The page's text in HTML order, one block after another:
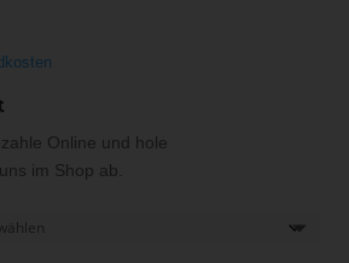
Online und hole
im Shop ab.